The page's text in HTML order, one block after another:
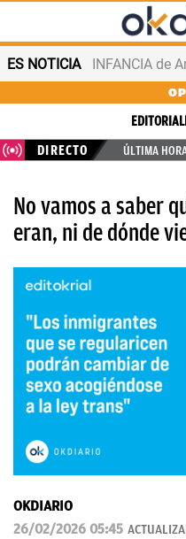
ES NOTICIA INFANCIA de
DIRECTO
ÚLTIMA
No vamos a saber
eran, ni de dónde
OKDIARIO
26/02/2026 05:45